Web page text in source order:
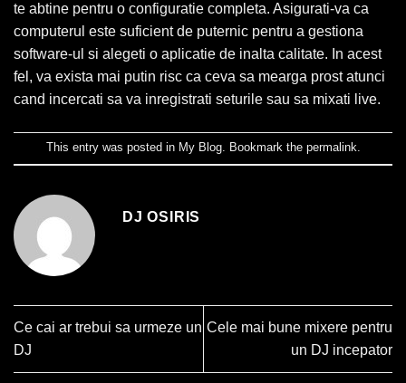
te abtine pentru o configuratie completa. Asigurati-va ca
computerul este suficient de puternic pentru a gestiona
software-ul si alegeti o aplicatie de inalta calitate. In acest
fel, va exista mai putin risc ca ceva sa mearga prost atunci
cand incercati sa va inregistrati seturile sau sa mixati live.
This entry was posted in My Blog. Bookmark the permalink.
DJ OSIRIS
Ce cai ar trebui sa urmeze un
DJ
Cele mai bune mixere pentru
un DJ incepator